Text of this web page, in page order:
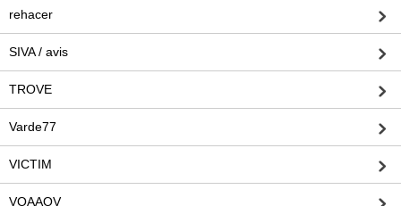
rehacer
SIVA / avis
TROVE
Varde77
VICTIM
VOAAOV